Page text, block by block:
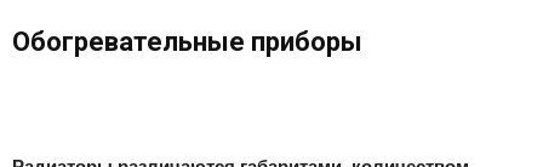
Обогревательные приборы